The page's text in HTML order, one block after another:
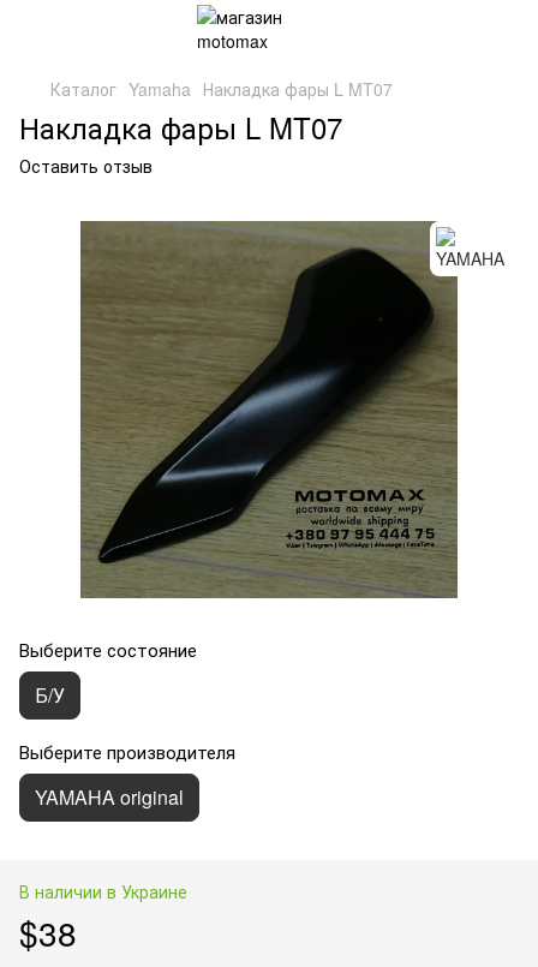
Каталог Yamaha Накладка фары L MT07
Накладка фары L MT07
Оставить отзыв
Выберите состояние
Б/У
Выберите производителя
YAMAHA original
В наличии в Украине
$38